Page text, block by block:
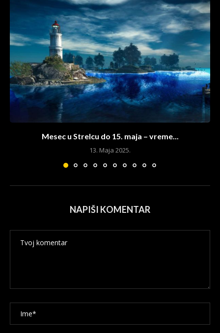
Mesec u Strelcu do 15. maja – vreme...
13. Maja 2025.
NAPIŠI KOMENTAR